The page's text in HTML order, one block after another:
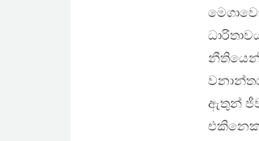
නීතියෙන්
ඇතුන්